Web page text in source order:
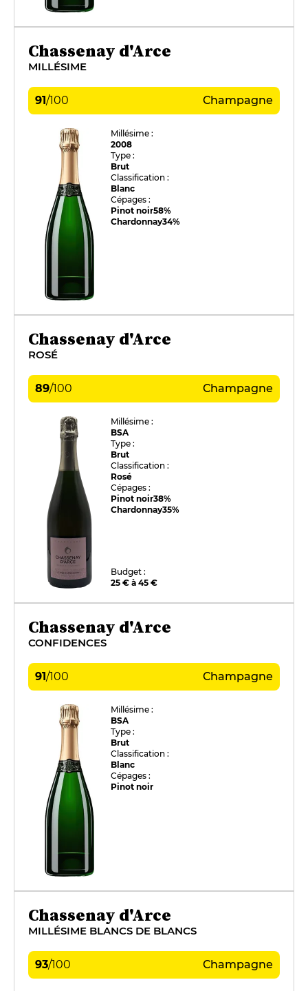
Chassenay d'Arce
MILLÉSIME
91/100 Champagne
Millésime :
2008
Type :
Brut
Classification :
Blanc
Cépages :
Pinot noir58%
Chardonnay34%
Chassenay d'Arce
ROSÉ
89/100 Champagne
Millésime :
BSA
Type :
Brut
Classification :
Rosé
Cépages :
Pinot noir38%
Chardonnay35%
Budget :
25 € à 45 €
Chassenay d'Arce
CONFIDENCES
91/100 Champagne
Millésime :
BSA
Type :
Brut
Classification :
Blanc
Cépages :
Pinot noir
Chassenay d'Arce
MILLÉSIME BLANCS DE BLANCS
93/100 Champagne